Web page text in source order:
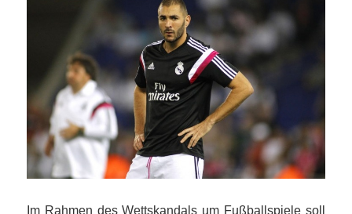
Im Rahmen des Wettskandals um Fußballspiele soll